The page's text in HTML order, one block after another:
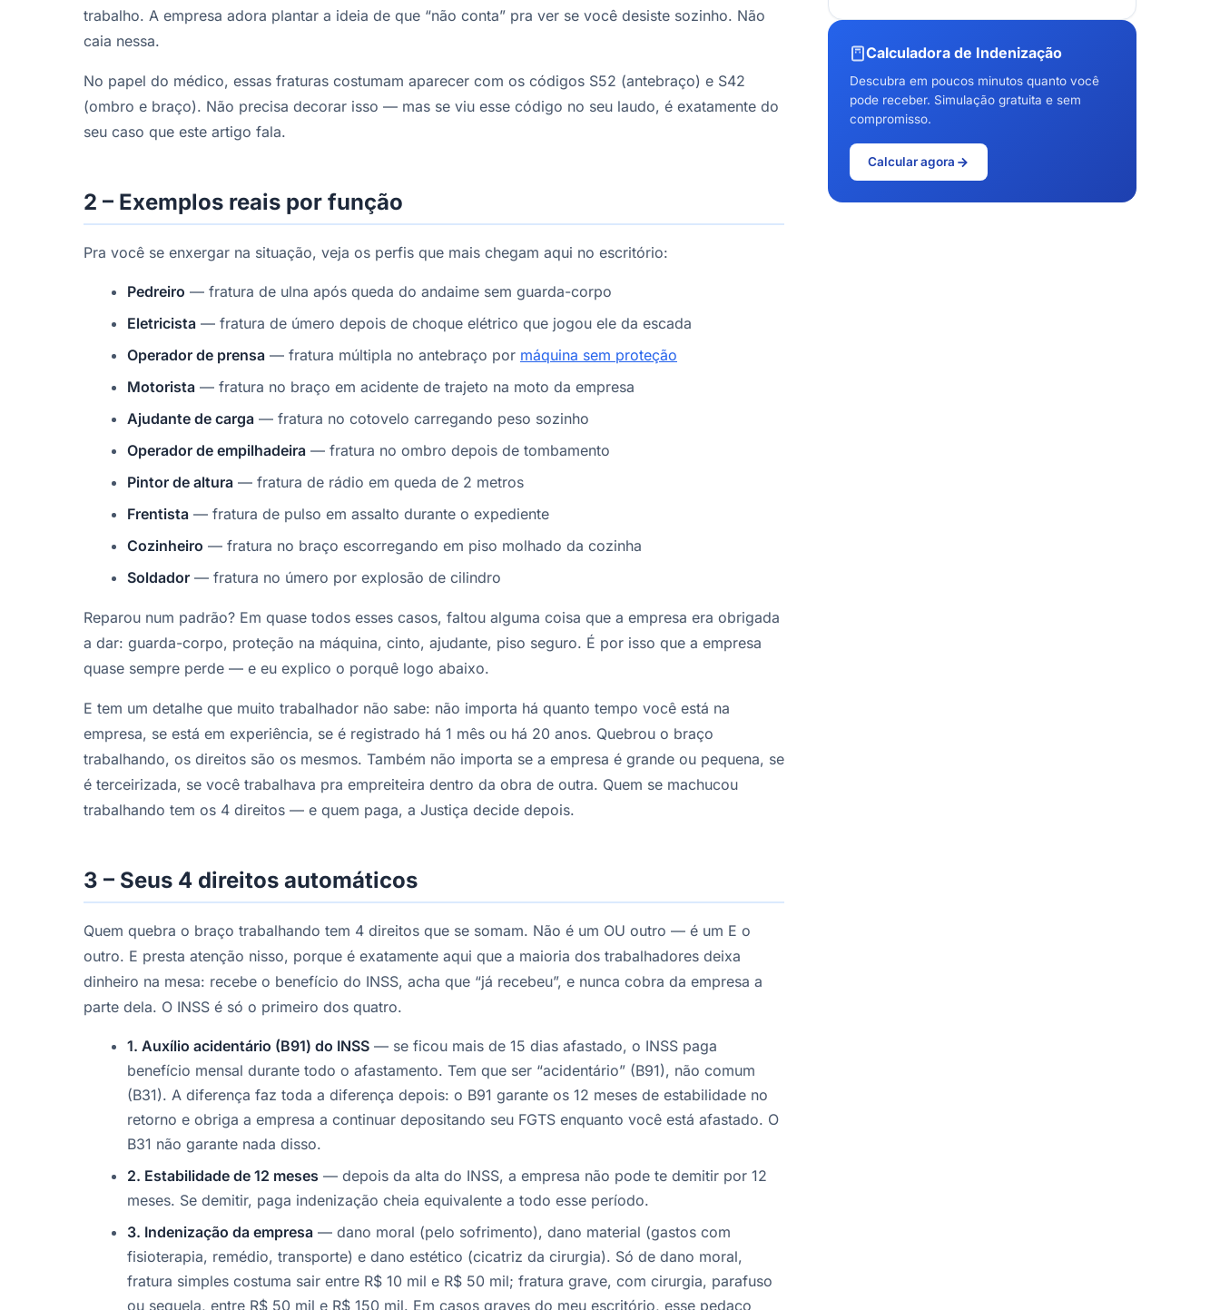
trabalho. A empresa adora plantar a ideia de que “não conta” pra ver se você desiste sozinho. Não
caia nessa.
No papel do médico, essas fraturas costumam aparecer com os códigos S52 (antebraço) e S42
(ombro e braço). Não precisa decorar isso — mas se viu esse código no seu laudo, é exatamente do
seu caso que este artigo fala.
2 – Exemplos reais por função
Pra você se enxergar na situação, veja os perfis que mais chegam aqui no escritório:
Pedreiro — fratura de ulna após queda do andaime sem guarda-corpo
Eletricista — fratura de úmero depois de choque elétrico que jogou ele da escada
Operador de prensa — fratura múltipla no antebraço por máquina sem proteção
Motorista — fratura no braço em acidente de trajeto na moto da empresa
Ajudante de carga — fratura no cotovelo carregando peso sozinho
Operador de empilhadeira — fratura no ombro depois de tombamento
Pintor de altura — fratura de rádio em queda de 2 metros
Frentista — fratura de pulso em assalto durante o expediente
Cozinheiro — fratura no braço escorregando em piso molhado da cozinha
Soldador — fratura no úmero por explosão de cilindro
Reparou num padrão? Em quase todos esses casos, faltou alguma coisa que a empresa era obrigada
a dar: guarda-corpo, proteção na máquina, cinto, ajudante, piso seguro. É por isso que a empresa
quase sempre perde — e eu explico o porquê logo abaixo.
E tem um detalhe que muito trabalhador não sabe: não importa há quanto tempo você está na
empresa, se está em experiência, se é registrado há 1 mês ou há 20 anos. Quebrou o braço
trabalhando, os direitos são os mesmos. Também não importa se a empresa é grande ou pequena, se
é terceirizada, se você trabalhava pra empreiteira dentro da obra de outra. Quem se machucou
trabalhando tem os 4 direitos — e quem paga, a Justiça decide depois.
3 – Seus 4 direitos automáticos
Quem quebra o braço trabalhando tem 4 direitos que se somam. Não é um OU outro — é um E o
outro. E presta atenção nisso, porque é exatamente aqui que a maioria dos trabalhadores deixa
dinheiro na mesa: recebe o benefício do INSS, acha que “já recebeu”, e nunca cobra da empresa a
parte dela. O INSS é só o primeiro dos quatro.
1. Auxílio acidentário (B91) do INSS — se ficou mais de 15 dias afastado, o INSS paga
benefício mensal durante todo o afastamento. Tem que ser “acidentário” (B91), não comum
(B31). A diferença faz toda a diferença depois: o B91 garante os 12 meses de estabilidade no
retorno e obriga a empresa a continuar depositando seu FGTS enquanto você está afastado. O
B31 não garante nada disso.
2. Estabilidade de 12 meses — depois da alta do INSS, a empresa não pode te demitir por 12
meses. Se demitir, paga indenização cheia equivalente a todo esse período.
3. Indenização da empresa — dano moral (pelo sofrimento), dano material (gastos com
fisioterapia, remédio, transporte) e dano estético (cicatriz da cirurgia). Só de dano moral,
fratura simples costuma sair entre R$ 10 mil e R$ 50 mil; fratura grave, com cirurgia, parafuso
ou sequela, entre R$ 50 mil e R$ 150 mil. Em casos graves do meu escritório, esse pedaço
Calculadora de Indenização
Descubra em poucos minutos quanto você
pode receber. Simulação gratuita e sem
compromisso.
Calcular agora